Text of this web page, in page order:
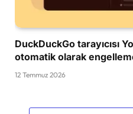
DuckDuckGo tarayıcısı
otomatik olarak
12 Temmuz 2026